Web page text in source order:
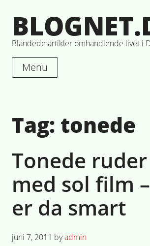
to
content
Blandede artikler omhandlende livet i
Menu
Tag: tonede
Tonede
med sol film
er da smart
Posted
juni 7, 2011 byadmin